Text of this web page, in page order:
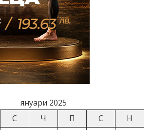
януари 2025
С Ч П С
Н